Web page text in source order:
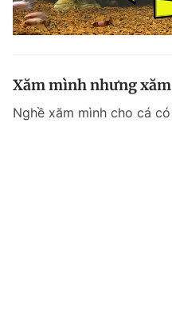
Xăm mình nhưng xăm
Nghề xăm mình cho cá